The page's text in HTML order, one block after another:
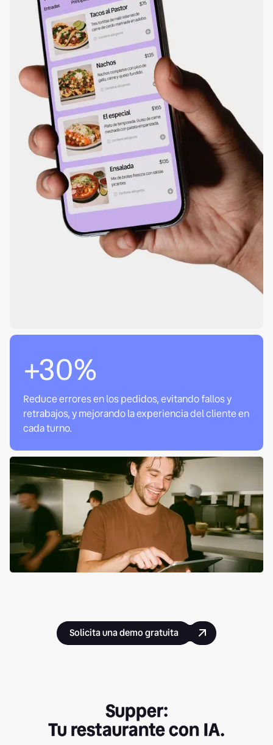
+30%
Reduce errores en los pedidos, evitando fallos y
retrabajos, y mejorando la experiencia del cliente en
cada turno.
Solicita una demo gratuita
Supper:
Tu restaurante con IA.